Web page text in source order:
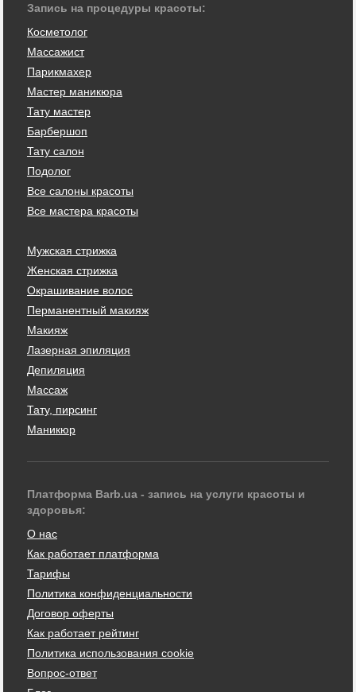
Запись на процедуры красоты:
Косметолог
Массажист
Парикмахер
Мастер маникюра
Тату мастер
Барбершоп
Тату салон
Подолог
Все салоны красоты
Все мастера красоты
Мужская стрижка
Женская стрижка
Окрашивание волос
Перманентный макияж
Макияж
Лазерная эпиляция
Депиляция
Массаж
Тату, пирсинг
Маникюр
Платформа Barb.ua - запись на услуги красоты и
здоровья:
О нас
Как работает платформа
Тарифы
Политика конфиденциальности
Договор оферты
Как работает рейтинг
Политика использования cookie
Вопрос-ответ